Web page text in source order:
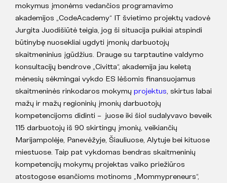
mokymus įmonėms vedančios programavimo
akademijos „CodeAcademy“ IT švietimo projektų vadovė
Jurgita Juodišiūtė teigia, jog ši situacija puikiai atspindi
būtinybę nuosekliai ugdyti įmonių darbuotojų
skaitmeninius įgūdžius. Drauge su tarptautine valdymo
konsultacijų bendrove „Civitta“, akademija jau keletą
mėnesių sėkmingai vykdo ES lėšomis finansuojamus
skaitmeninės rinkodaros mokymų projektus, skirtus labai
mažų ir mažų regioninių įmonių darbuotojų
kompetencijoms didinti – juose iki šiol sudalyvavo beveik
115 darbuotojų iš 90 skirtingų įmonių, veikiančių
Marijampolėje, Panevėžyje, Šiauliuose, Alytuje bei kituose
miestuose. Taip pat vykdomas bendras skaitmeninių
kompetencijų mokymų projektas vaiko priežiūros
atostogose esančioms motinoms „Mommypreneurs“,